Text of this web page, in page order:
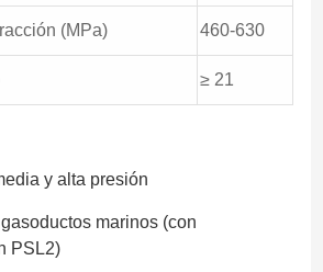
(MPa) 460-630
≥ 21
y alta presión
marinos (con
PSL2)